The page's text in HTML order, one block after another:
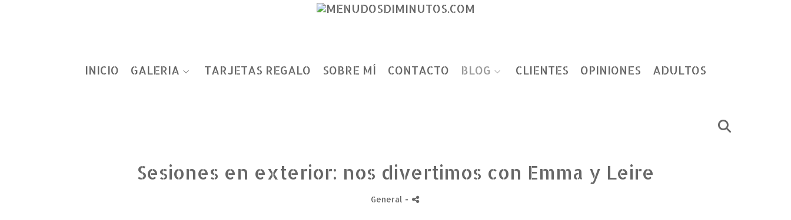
INICIO GALERIA TARJETAS REGALO SOBRE MÍ CONTACTO BLOG CLIENTES OPINIONES ADULTOS
Sesiones en exterior: nos divertimos con Emma y Leire
General -